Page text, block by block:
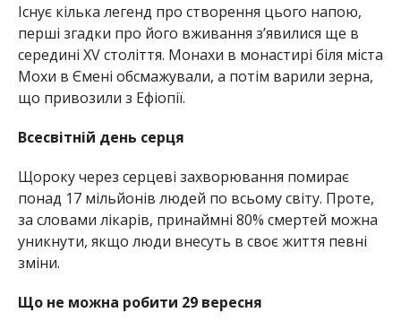
Існує кілька легенд про створення цього напою,
перші згадки про його вживання з’явилися ще в
середині XV століття. Монахи в монастирі біля міста
Мохи в Ємені обсмажували, а потім варили зерна,
що привозили з Ефіопії.
Всесвітній день серця
Щороку через серцеві захворювання помирає
понад 17 мільйонів людей по всьому світу. Проте,
за словами лікарів, принаймні 80% смертей можна
уникнути, якщо люди внесуть в своє життя певні
зміни.
Що не можна робити 29 вересня